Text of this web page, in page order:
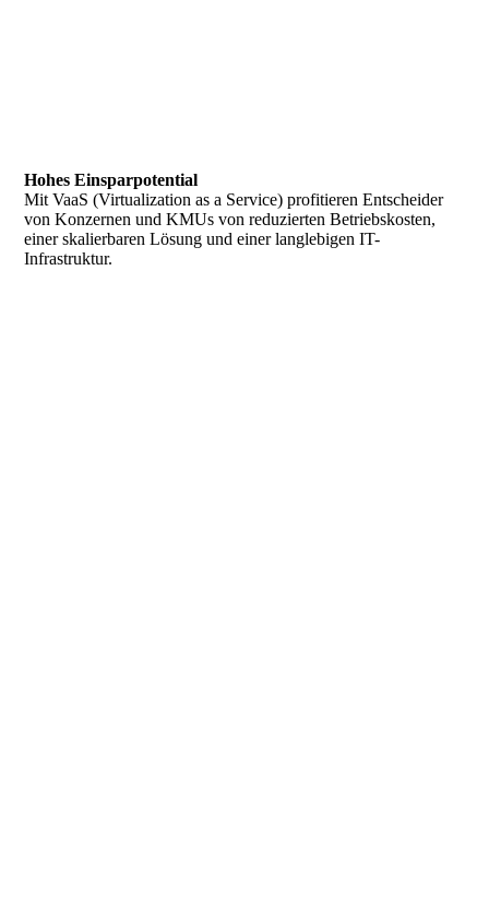
Hohes Einsparpotential
Mit VaaS (Virtualization as a Service) profitieren Entscheider
von Konzernen und KMUs von reduzierten Betriebskosten,
einer skalierbaren Lösung und einer langlebigen IT-
Infrastruktur.